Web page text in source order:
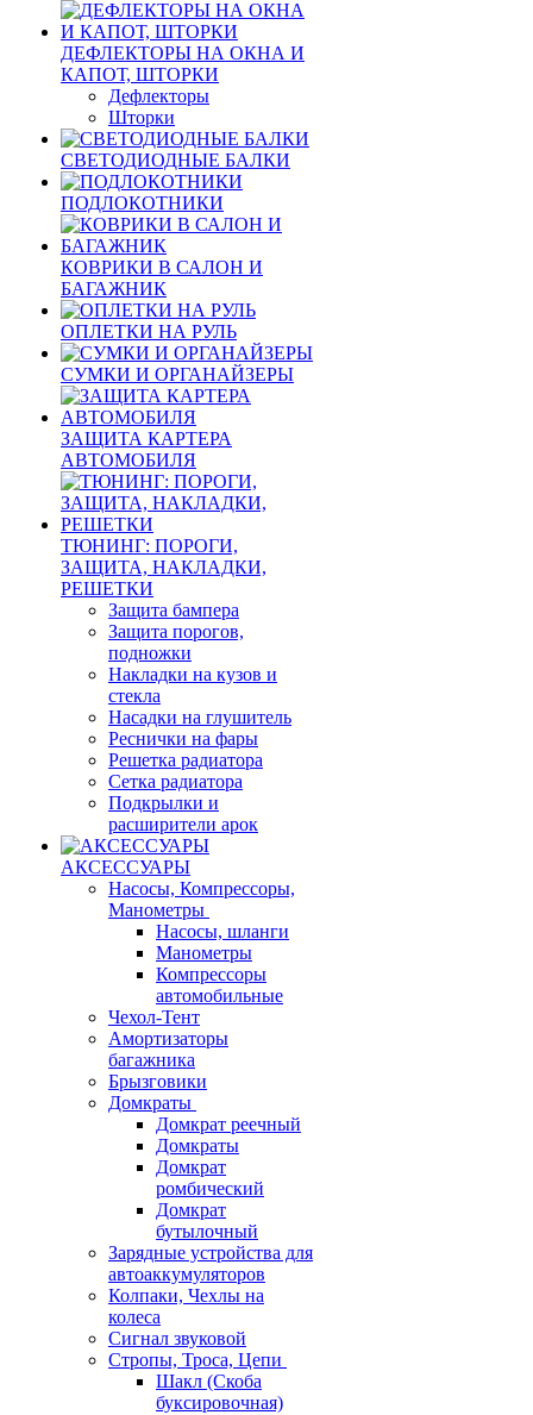
ДЕФЛЕКТОРЫ НА ОКНА И
КАПОТ, ШТОРКИ
Дефлекторы
Шторки
СВЕТОДИОДНЫЕ БАЛКИ
ПОДЛОКОТНИКИ
КОВРИКИ В САЛОН И
БАГАЖНИК
ОПЛЕТКИ НА РУЛЬ
СУМКИ И ОРГАНАЙЗЕРЫ
ЗАЩИТА КАРТЕРА
АВТОМОБИЛЯ
ТЮНИНГ: ПОРОГИ,
ЗАЩИТА, НАКЛАДКИ,
РЕШЕТКИ
Защита бампера
Защита порогов,
подножки
Накладки на кузов и
стекла
Насадки на глушитель
Реснички на фары
Решетка радиатора
Сетка радиатора
Подкрылки и
расширители арок
АКСЕССУАРЫ
Насосы, Компрессоры,
Манометры
Насосы, шланги
Манометры
Компрессоры
автомобильные
Чехол-Тент
Амортизаторы
багажника
Брызговики
Домкраты
Домкрат реечный
Домкраты
Домкрат
ромбический
Домкрат
бутылочный
Зарядные устройства для
автоаккумуляторов
Колпаки, Чехлы на
колеса
Сигнал звуковой
Стропы, Троса, Цепи
Шакл (Скоба
буксировочная)